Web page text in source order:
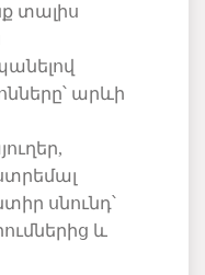
տալիս
արևի
,
սնունդ՝
և